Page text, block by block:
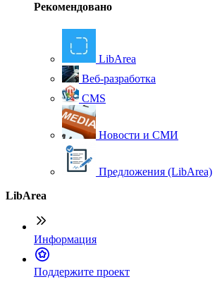
Рекомендовано
LibArea
Веб-разработка
CMS
Новости и СМИ
Предложения (LibArea)
LibArea
Информация
Поддержите проект